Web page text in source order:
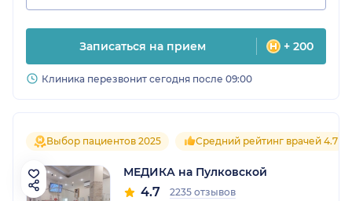
Записаться на прием + 200
Клиника перезвонит сегодня после 09:00
Выбор пациентов 2025 Средний рейтинг врачей 4.7
МЕДИКА на Пулковской
4.7 2235 отзывов